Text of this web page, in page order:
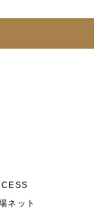
ネット